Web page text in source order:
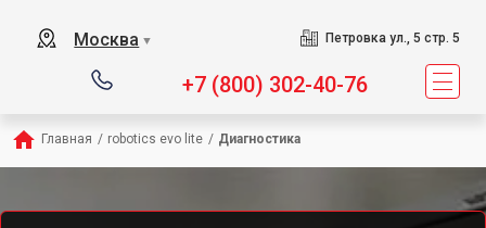
Москва ▼ Петровка ул., 5 стр. 5
+7 (800) 302-40-76
Главная / robotics evo lite / Диагностика